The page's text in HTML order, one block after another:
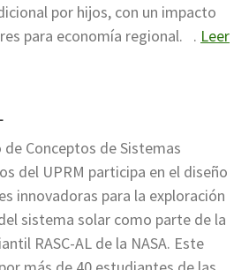
por hijos, con un impacto
para economía regional. . Leer
de Conceptos de Sistemas
del UPRM participa en el diseño
innovadoras para la exploración
sistema solar como parte de la
RASC-AL de la NASA. Este